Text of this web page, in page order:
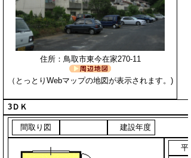
住所：鳥取市東今在家270-11
（とっとりWebマップの地図が表示されます。)
3ＤＫ
間取り図 建設年度
平